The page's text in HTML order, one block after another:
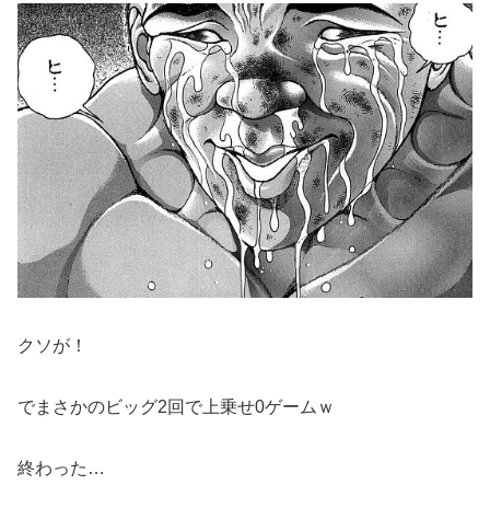
クソが！
でまさかのビッグ2回で上乗せ0ゲームｗ
終わった…